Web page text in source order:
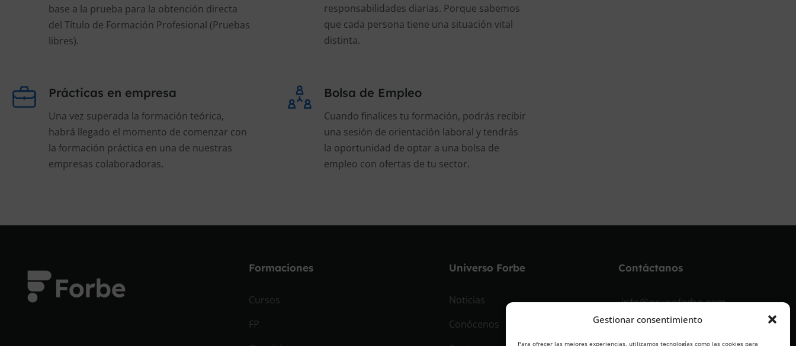
Gestionar consentimiento
Para ofrecer las mejores experiencias, utilizamos tecnologías como las cookies para
base a la prueba para la obtención directa
del Título de Formación Profesional (Pruebas
libres).
responsabilidades diarias. Porque sabemos
que cada persona tiene una situación vital
distinta.
Prácticas en empresa
Una vez superada la formación teórica,
habrá llegado el momento de comenzar con
la formación práctica en una de nuestras
empresas colaboradoras.
Bolsa de Empleo
Cuando finalices tu formación, podrás recibir
una sesión de orientación laboral y tendrás
la oportunidad de optar a una bolsa de
empleo con ofertas de tu sector.
Formaciones
Cursos
FP
Universo Forbe
Noticias
Conócenos
Contáctanos
info@grupoforbe.com